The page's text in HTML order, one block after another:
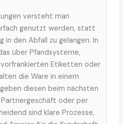
versteht man
genutzt werden, statt
in den Abfall zu gelangen. In
über Pfandsysteme,
Etiketten oder
die Ware in einem
diesen beim nächsten
oder per
sind klare Prozesse,